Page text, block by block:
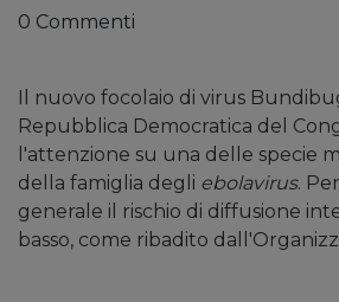
0 Commenti
Il nuovo focolaio di virus
Repubblica Democratica del
l'attenzione su una delle specie
della famiglia degli ebolavirus.
generale il rischio di diffusione
basso, come ribadito